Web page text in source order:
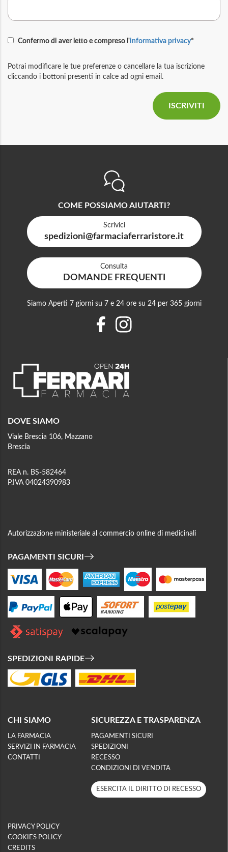
Confermo di aver letto e compreso l'informativa privacy*
Potrai modificare le tue preferenze o cancellare la tua iscrizione
cliccando i bottoni presenti in calce ad ogni email.
DOVE SIAMO
Viale Brescia 106, Mazzano
Brescia
REA n. BS-582464
P.IVA 04024390983
Autorizzazione ministeriale al commercio online di medicinali
PAGAMENTI SICURI
SPEDIZIONI RAPIDE
CHI SIAMO
LA FARMACIA
SERVIZI IN FARMACIA
CONTATTI
SICUREZZA E TRASPARENZA
PAGAMENTI SICURI
SPEDIZIONI
RECESSO
CONDIZIONI DI VENDITA
ESERCITA IL DIRITTO DI RECESSO
PRIVACY POLICY
COOKIES POLICY
CREDITS
COME POSSIAMO AIUTARTI?
Scrivici
spedizioni@farmaciaferraristore.it
Consulta
DOMANDE FREQUENTI
Siamo Aperti 7 giorni su 7 e 24 ore su 24 per 365 giorni